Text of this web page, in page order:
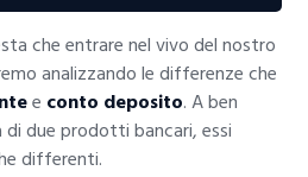
che entrare nel vivo del nostro
analizzando le differenze che
e conto deposito. A ben
due prodotti bancari, essi
differenti.